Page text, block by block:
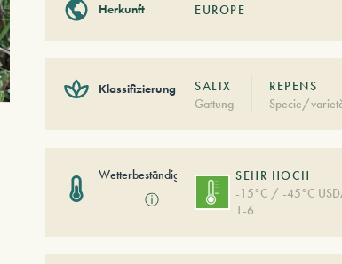
Herkunft EUROPE
Klassifizierung
SALIX
Gattung
REPENS
Specie/
Wetterbeständigkeit
ⓘ
SEHR HOCH
-15°C / -45°C
1-6